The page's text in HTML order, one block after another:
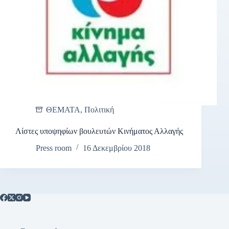
ΘΕΜΑΤΑ, Πολιτική
Λίστες υποψηφίων βουλευτών Κινήματος Αλλαγής
Press room
16 Δεκεμβρίου 2018